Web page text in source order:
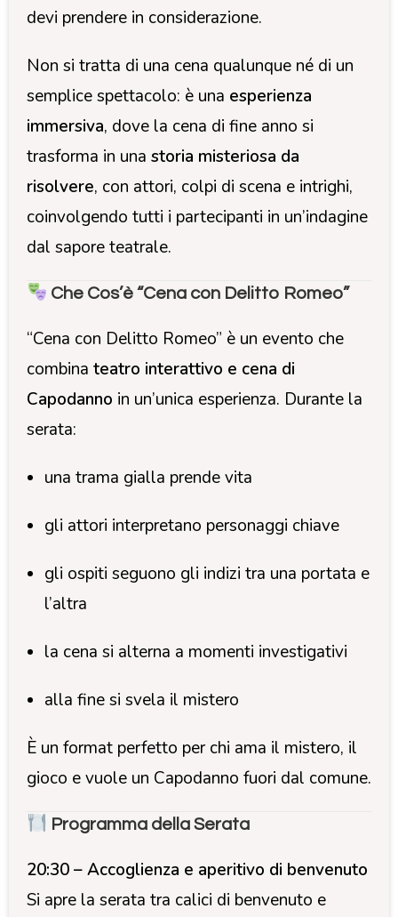
devi prendere in considerazione.
Non si tratta di una cena qualunque né di un
semplice spettacolo: è una esperienza
immersiva, dove la cena di fine anno si
trasforma in una storia misteriosa da
risolvere, con attori, colpi di scena e intrighi,
coinvolgendo tutti i partecipanti in un’indagine
dal sapore teatrale.
Che Cos’è “Cena con Delitto Romeo”
“Cena con Delitto Romeo” è un evento che
combina teatro interattivo e cena di
Capodanno in un’unica esperienza. Durante la
serata:
una trama gialla prende vita
gli attori interpretano personaggi chiave
gli ospiti seguono gli indizi tra una portata e
l’altra
la cena si alterna a momenti investigativi
alla fine si svela il mistero
È un format perfetto per chi ama il mistero, il
gioco e vuole un Capodanno fuori dal comune.
Programma della Serata
20:30 – Accoglienza e aperitivo di benvenuto
Si apre la serata tra calici di benvenuto e